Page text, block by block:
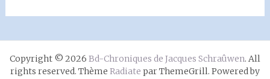
Copyright © 2026 Bd-Chroniques de Jacques Schraûwen. All
rights reserved. Thème Radiate par ThemeGrill. Powered by